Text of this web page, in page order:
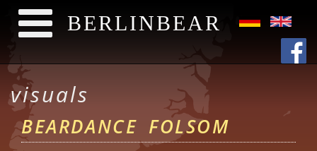
Direkt zum Inhalt
BERLINBEAR
visuals
BEARDANCE FOLSOM